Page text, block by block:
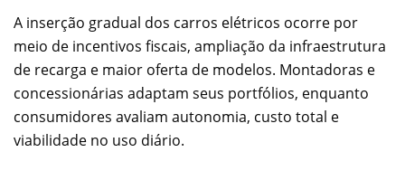
A inserção gradual dos carros elétricos ocorre por
meio de incentivos fiscais, ampliação da infraestrutura
de recarga e maior oferta de modelos. Montadoras e
concessionárias adaptam seus portfólios, enquanto
consumidores avaliam autonomia, custo total e
viabilidade no uso diário.